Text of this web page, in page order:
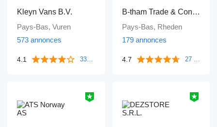
Kleyn Vans B.V.
Pays-Bas, Vuren
573 annonces
4.1 339 commentaires
B-tham Trade & Consultancy B.V.
Pays-Bas, Rheden
179 annonces
4.7 27 commentaires